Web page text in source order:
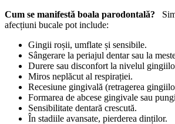
Cum se manifestă boala parodontală?
afecțiuni bucale pot include:
Gingii roșii, umflate și sensibile.
Sângerare la periajul dentar sau la
Durere sau disconfort la nivelul
Miros neplăcut al respirației.
Recesiune gingivală (retragerea
Formarea de abcese gingivale sau
Sensibilitate dentară crescută.
În stadiile avansate, pierderea dinților.